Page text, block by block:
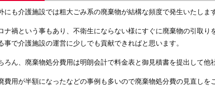
にも介護施設では粗大ごみ系の廃棄物が結構な頻度で発生いたします
ナ禍という事もあり、不衛生にならない様にすぐに廃棄物の引取
事で介護施設の運営に少しでも貢献できればと思います。
ろん、廃棄物処分費用は明朗会計で料金表と御見積書を提出して他
費用が半額になったなどの事例も多いので廃棄物処分費の見直しを